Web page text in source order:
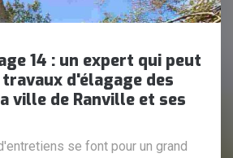
14 : un expert qui peut
d'élagage des
ville de Ranville et ses
se font pour un grand